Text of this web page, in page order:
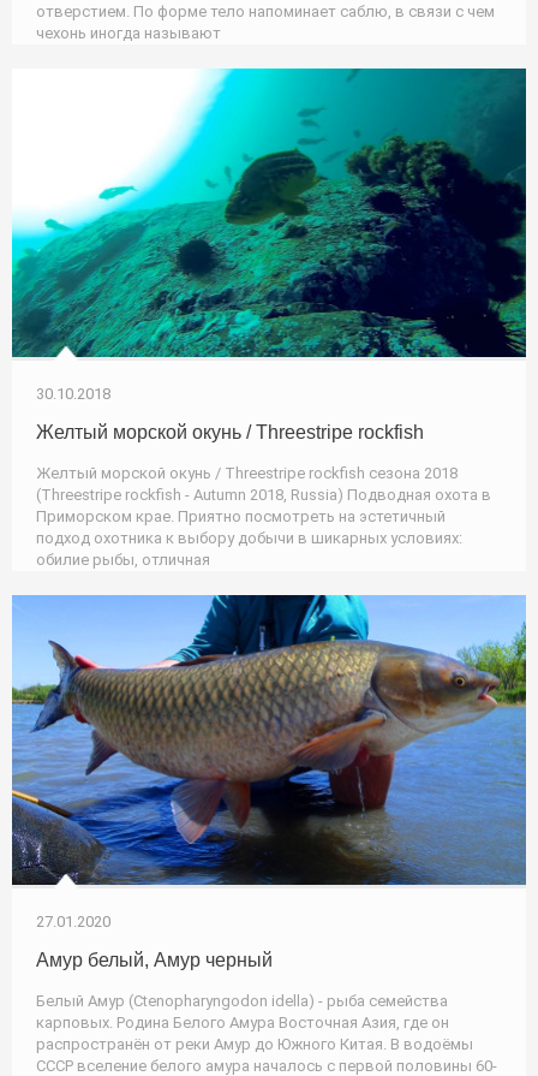
отверстием. По форме тело напоминает саблю, в связи с чем
чехонь иногда называют
30.10.2018
Желтый морской окунь / Threestripe rockfish
Желтый морской окунь / Threestripe rockfish сезона 2018
(Threestripe rockfish - Autumn 2018, Russia) Подводная охота в
Приморском крае. Приятно посмотреть на эстетичный
подход охотника к выбору добычи в шикарных условиях:
обилие рыбы, отличная
27.01.2020
Амур белый, Амур черный
Белый Амур (Ctenopharyngodon idella) - рыба семейства
карповых. Родина Белого Амура Восточная Азия, где он
распространён от реки Амур до Южного Китая. В водоёмы
СССР вселение белого амура началось с первой половины 60-